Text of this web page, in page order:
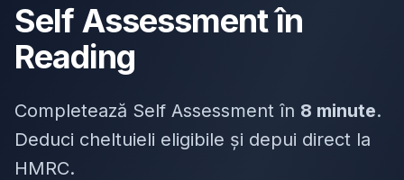
Self Assessment în
Reading
Completează Self Assessment în 8 minute.
Deduci cheltuieli eligibile și depui direct la
HMRC.